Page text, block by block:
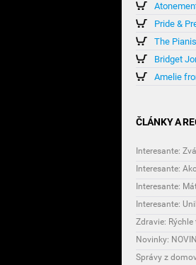
Pride &
The
Bridget
Amelie
ČLÁNKY A
Interesante:
Interesante:
Interesante:
Zdravie:
Novinky:
Správy z